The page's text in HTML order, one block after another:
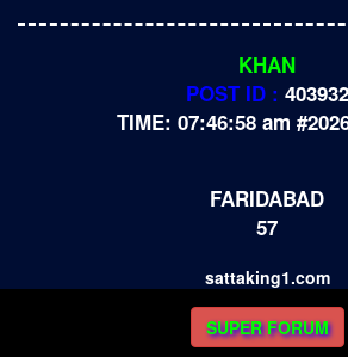
KHAN
POST ID : 403932
TIME: 07:46:58 am
FARIDABAD
57
sattaking1.com
SUPER FORUM